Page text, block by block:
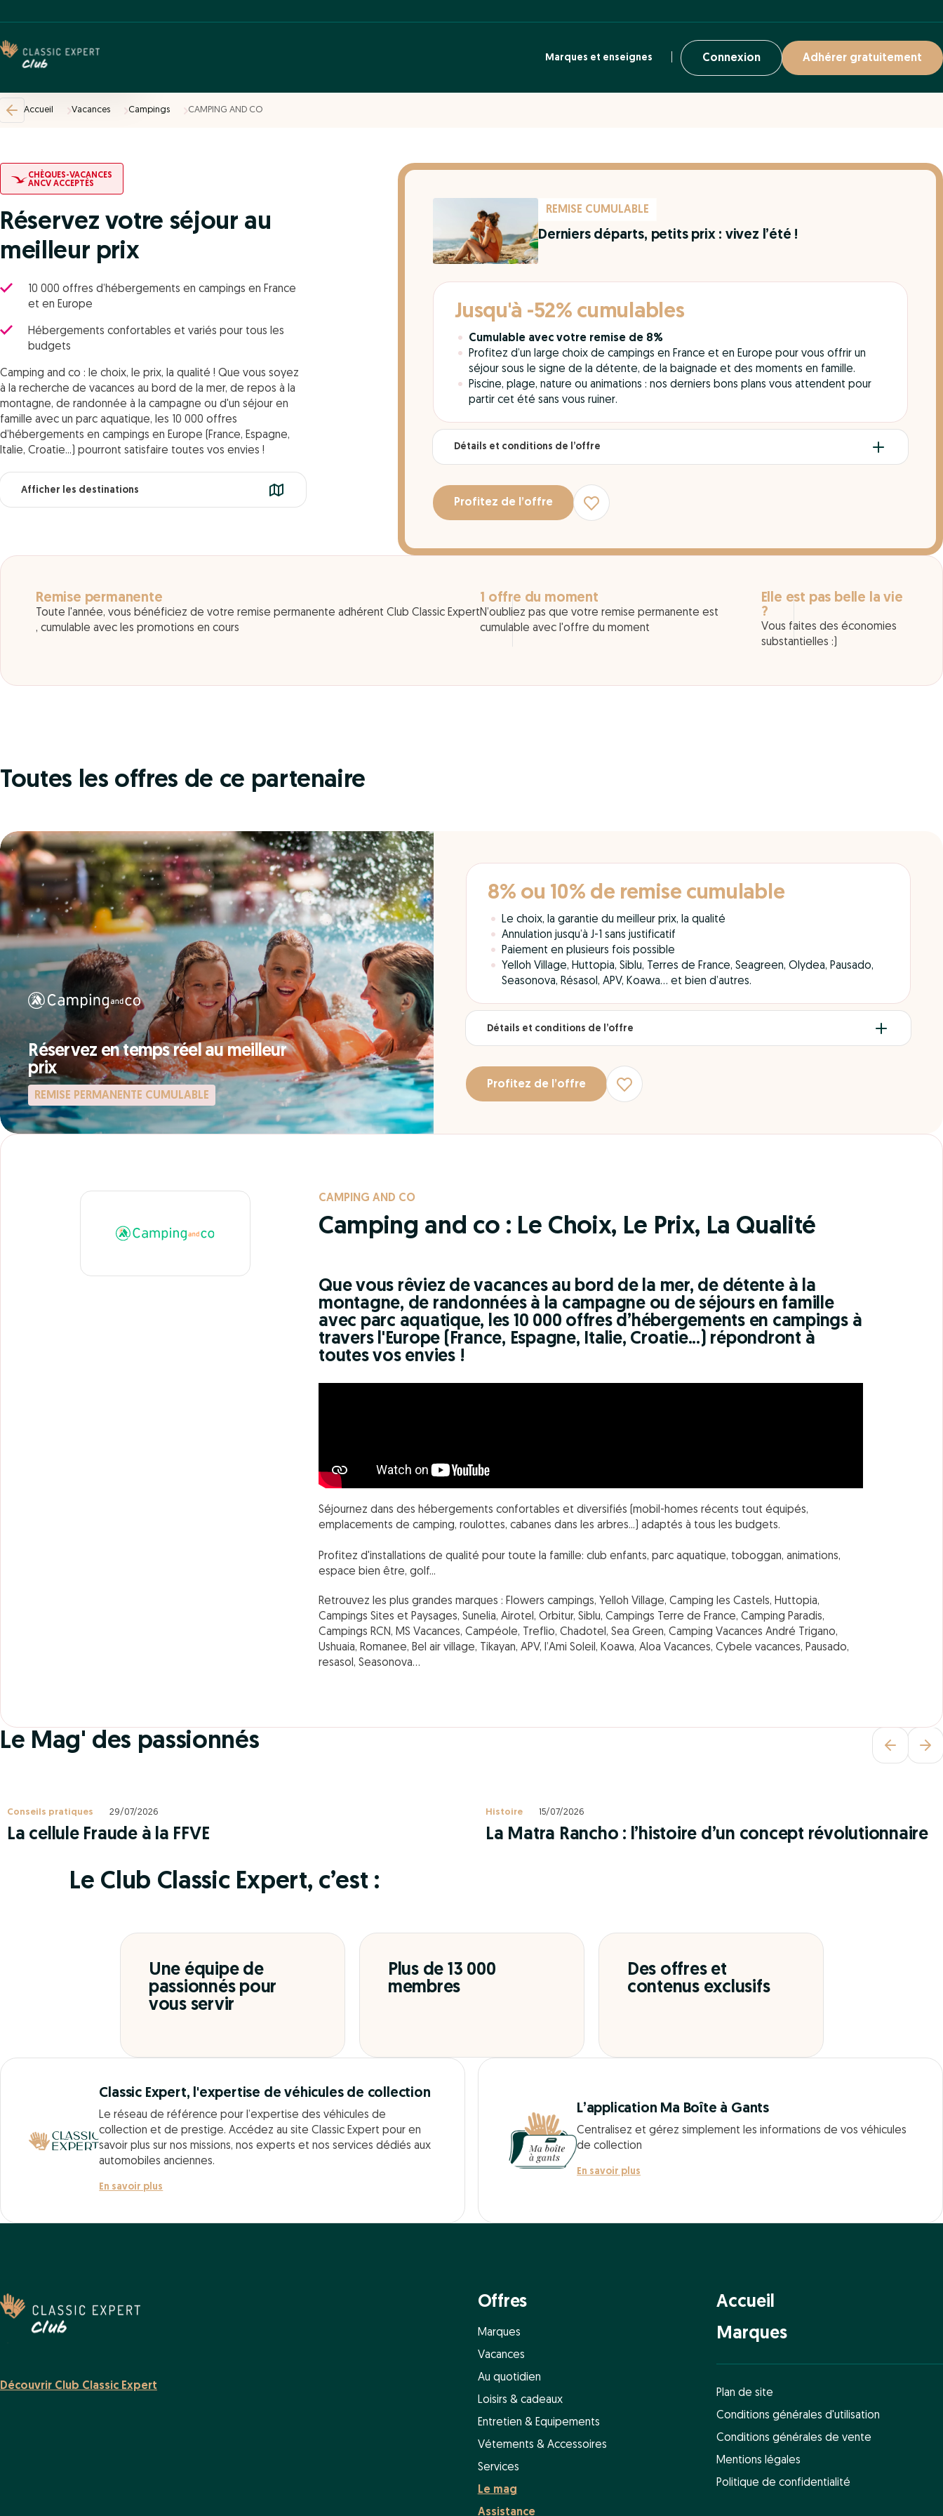
Marques et enseignes Connexion Adhérer gratuitement
Accueil Vacances Campings CAMPING AND CO
CHÈQUES-VACANCES
ANCV ACCEPTÉS
Réservez votre séjour au
meilleur prix
10 000 offres d’hébergements en campings en France
et en Europe
Hébergements confortables et variés pour tous les
budgets
Camping and co : le choix, le prix, la qualité ! Que vous soyez
à la recherche de vacances au bord de la mer, de repos à la
montagne, de randonnée à la campagne ou d'un séjour en
famille avec un parc aquatique, les 10 000 offres
d’hébergements en campings en Europe (France, Espagne,
Italie, Croatie...) pourront satisfaire toutes vos envies !
Afficher les destinations
REMISE CUMULABLE
Derniers départs, petits prix : vivez l’été !
Jusqu'à -52% cumulables
Cumulable avec votre remise de 8%
Profitez d’un large choix de campings en France et en Europe pour vous offrir un
séjour sous le signe de la détente, de la baignade et des moments en famille.
Piscine, plage, nature ou animations : nos derniers bons plans vous attendent pour
partir cet été sans vous ruiner.
Détails et conditions de l’offre
Profitez de l’offre
Remise permanente
Toute l'année, vous bénéficiez de votre remise permanente adhérent Club Classic Expert
, cumulable avec les promotions en cours
1 offre du moment
N’oubliez pas que votre remise permanente est
cumulable avec l'offre du moment
Elle est pas belle la vie
?
Vous faites des économies
substantielles :)
Toutes les offres de ce partenaire
Réservez en temps réel au meilleur
prix
REMISE PERMANENTE CUMULABLE
8% ou 10% de remise cumulable
Le choix, la garantie du meilleur prix, la qualité
Annulation jusqu’à J-1 sans justificatif
Paiement en plusieurs fois possible
Yelloh Village, Huttopia, Siblu, Terres de France, Seagreen, Olydea, Pausado,
Seasonova, Résasol, APV, Koawa… et bien d’autres.
Détails et conditions de l’offre
Profitez de l’offre
CAMPING AND CO
Camping and co : Le Choix, Le Prix, La Qualité
Que vous rêviez de vacances au bord de la mer, de détente à la
montagne, de randonnées à la campagne ou de séjours en famille
avec parc aquatique, les 10 000 offres d’hébergements en campings à
travers l'Europe (France, Espagne, Italie, Croatie...) répondront à
toutes vos envies !
Séjournez dans des hébergements confortables et diversifiés (mobil-homes récents tout équipés,
emplacements de camping, roulottes, cabanes dans les arbres...) adaptés à tous les budgets.
Profitez d'installations de qualité pour toute la famille: club enfants, parc aquatique, toboggan, animations,
espace bien être, golf...
Retrouvez les plus grandes marques : Flowers campings, Yelloh Village, Camping les Castels, Huttopia,
Campings Sites et Paysages, Sunelia, Airotel, Orbitur, Siblu, Campings Terre de France, Camping Paradis,
Campings RCN, MS Vacances, Campéole, Treflio, Chadotel, Sea Green, Camping Vacances André Trigano,
Ushuaia, Romanee, Bel air village, Tikayan, APV, l’Ami Soleil, Koawa, Aloa Vacances, Cybele vacances, Pausado,
resasol, Seasonova…
Le Mag' des passionnés
Conseils pratiques 29/07/2026
La cellule Fraude à la FFVE
Histoire 15/07/2026
La Matra Rancho : l’histoire d’un concept révolutionnaire
Le Club Classic Expert, c’est :
Une équipe de
passionnés pour
vous servir
Plus de 13 000
membres
Des offres et
contenus exclusifs
Classic Expert, l'expertise de véhicules de collection
Le réseau de référence pour l’expertise des véhicules de
collection et de prestige. Accédez au site Classic Expert pour en
savoir plus sur nos missions, nos experts et nos services dédiés aux
automobiles anciennes.
En savoir plus
L’application Ma Boîte à Gants
Centralisez et gérez simplement les informations de vos véhicules
de collection
En savoir plus
Découvrir Club Classic Expert
Offres
Marques
Vacances
Au quotidien
Loisirs & cadeaux
Entretien & Equipements
Vétements & Accessoires
Services
Le mag
Assistance
Accueil
Marques
Plan de site
Conditions générales d'utilisation
Conditions générales de vente
Mentions légales
Politique de confidentialité